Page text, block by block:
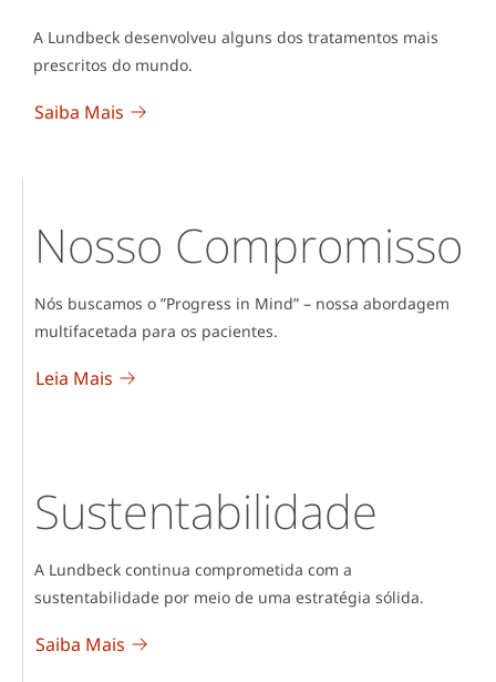
(2019).
A Lundbeck desenvolveu alguns dos tratamentos mais
prescritos do mundo.
Saiba Mais
Nosso Compromisso
Nós buscamos o ”Progress in Mind” – nossa abordagem
multifacetada para os pacientes.
Leia Mais
Sustentabilidade
A Lundbeck continua comprometida com a
sustentabilidade por meio de uma estratégia sólida.
Saiba Mais